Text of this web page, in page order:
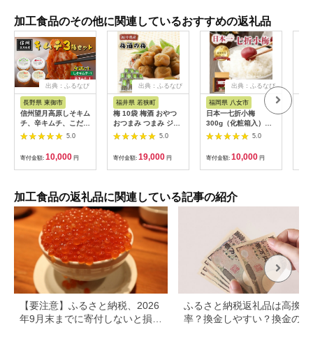
加工食品のその他に関連しているおすすめの返礼品
出典：ふるなび
長野県 東御市
信州望月高原しそキム
チ、辛キムチ、こだわ
りキムチ3種セット |
国産キムチ 白菜キム
チ 発酵食品 漬物 信州
キムチ 自家製キムチ
国産キムチ
5.0
寄付金額: 10,000 円
出典：ふるなび
福井県 若狭町
梅 10袋 梅酒 おやつ
おつまみ つまみ ジャ
ム 梅
5.0
寄付金額: 19,000 円
出典：ふるなび
福岡県 八女市
日本一七折小梅
300g（化粧箱入）
011-002
5.0
寄付金額: 10,000 円
加工食品の返礼品に関連している記事の紹介
【要注意】ふるさと納税、2026
年9月末までに寄付しないと損す
ふるさと納税返礼品は高換金
率？換金しやすい？換金の可